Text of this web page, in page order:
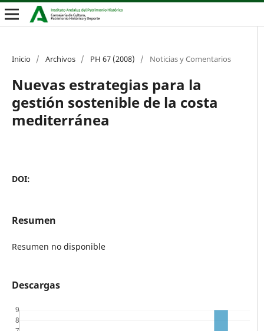
Inicio / Archivos / PH 67 (2008) / Noticias y Comentarios
Nuevas estrategias para la
gestión sostenible de la costa
mediterránea
DOI:
Resumen
Resumen no disponible
Descargas